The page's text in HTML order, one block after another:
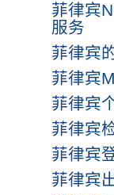
菲律宾
服务
菲律宾
菲律宾
菲律宾
菲律宾
菲律宾
菲律宾